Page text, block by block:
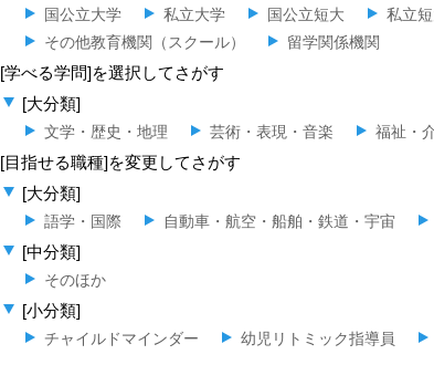
国公立大学 私立大学 国公立短大 私立
その他教育機関（スクール）
留学関係機関
[学べる学問]を選択してさがす
[大分類]
文学・歴史・地理 芸術・表現・音楽 福祉・
[目指せる職種]を変更してさがす
[大分類]
語学・国際 自動車・航空・船舶・鉄道・宇宙
[中分類]
そのほか
[小分類]
チャイルドマインダー 幼児リトミック指導員